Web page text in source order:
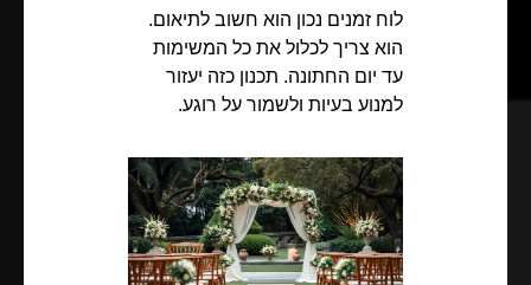
לוח זמנים נכון הוא חשוב לתיאום.
הוא צריך לכלול את כל המשימות
עד יום החתונה. תכנון כזה יעזור
למנוע בעיות ולשמור על רוגע.